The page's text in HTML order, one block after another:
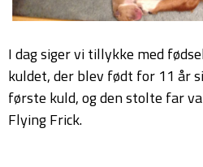
I dag siger vi tillykke med
kuldet, der blev født for 11 år
første kuld, og den stolte far
Flying Frick.